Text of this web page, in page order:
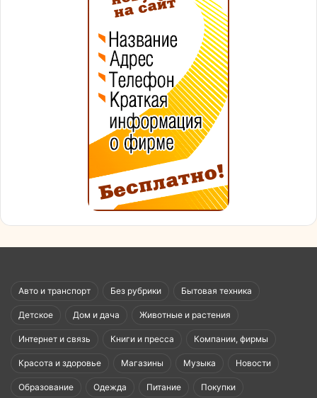
Авто и транспорт Без рубрики Бытовая техника
Детское Дом и дача Животные и растения
Интернет и связь Книги и пресса Компании, фирмы
Красота и здоровье Магазины Музыка Новости
Образование Одежда Питание Покупки